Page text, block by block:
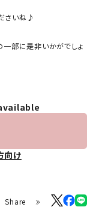
さいね♪
一部に是非いかがでしょ
向け
Share